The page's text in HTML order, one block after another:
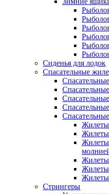
Сиденья для лодок
Спасательные
Жилеты
Жилеты
Жилеты
Жилеты
Жилеты
Стрингеры